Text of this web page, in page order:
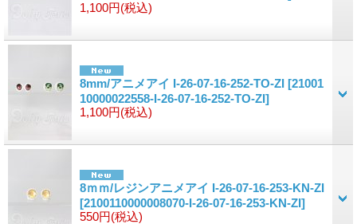
1,100円(税込)
8mm/アニメアイ I-26-07-16-252-TO-ZI [21001
10000022558-I-26-07-16-252-TO-ZI]
1,100円(税込)
8ｍｍ/レジンアニメアイ I-26-07-16-253-KN-ZI
[2100110000008070-I-26-07-16-253-KN-ZI]
550円(税込)